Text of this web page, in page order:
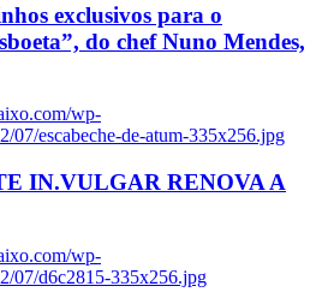
exclusivos para o
do chef Nuno Mendes,
wp-
07/escabeche-de-atum-335x256.jpg
IN.VULGAR RENOVA A
wp-
07/d6c2815-335x256.jpg